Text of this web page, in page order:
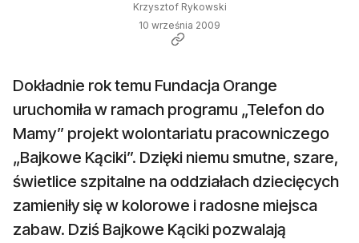
Krzysztof Rykowski
10 września 2009
Dokładnie rok temu Fundacja Orange
uruchomiła w ramach programu „Telefon do
Mamy” projekt wolontariatu pracowniczego
„Bajkowe Kąciki”. Dzięki niemu smutne, szare,
świetlice szpitalne na oddziałach dziecięcych
zamieniły się w kolorowe i radosne miejsca
zabaw. Dziś Bajkowe Kąciki pozwalają